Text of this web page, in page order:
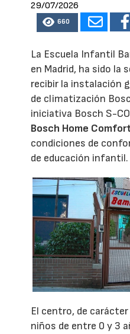
29/07/2026
660
La Escuela Infantil
en Madrid, ha sido la
recibir la instalación
de climatización
iniciativa Bosch S-
Bosch Home Comfort
condiciones de
de educación infantil.
El centro, de
niños de entre 0 y 3